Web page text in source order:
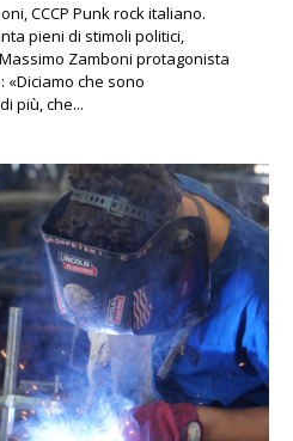
rock italiano.
pieni di stimoli politici,
Zamboni protagonista
«Diciamo che sono
più, che...